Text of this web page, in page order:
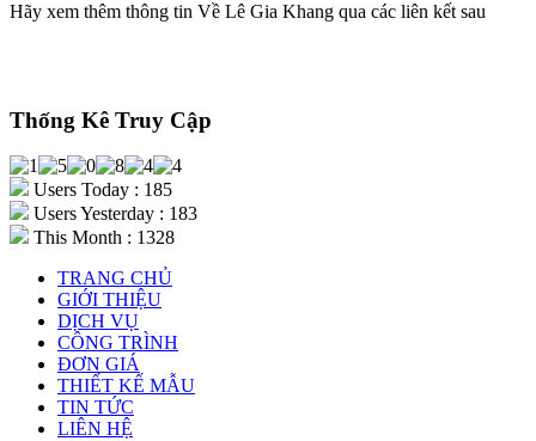
Hãy xem thêm thông tin Về Lê Gia Khang qua các liên kết sau
Thống Kê Truy Cập
Users Today : 185
Users Yesterday : 183
This Month : 1328
TRANG CHỦ
GIỚI THIỆU
DỊCH VỤ
CÔNG TRÌNH
ĐƠN GIÁ
THIẾT KẾ MẪU
TIN TỨC
LIÊN HỆ